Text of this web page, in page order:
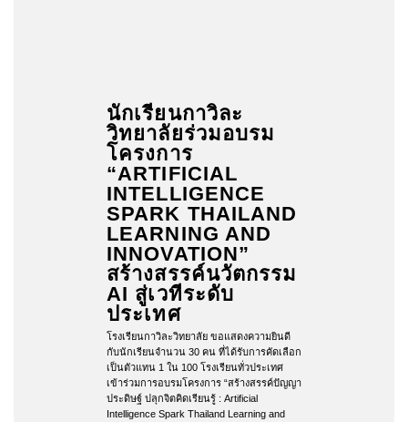
นักเรียนกาวิละ
วิทยาลัยร่วมอบรม
โครงการ
“ARTIFICIAL
INTELLIGENCE
SPARK THAILAND
LEARNING AND
INNOVATION”
สร้างสรรค์นวัตกรรม
AI สู่เวทีระดับ
ประเทศ
โรงเรียนกาวิละวิทยาลัย ขอแสดงความยินดี
กับนักเรียนจำนวน 30 คน ที่ได้รับการคัดเลือก
เป็นตัวแทน 1 ใน 100 โรงเรียนทั่วประเทศ
เข้าร่วมการอบรมโครงการ “สร้างสรรค์ปัญญา
ประดิษฐ์ ปลุกจิตคิดเรียนรู้ : Artificial
Intelligence Spark Thailand Learning and